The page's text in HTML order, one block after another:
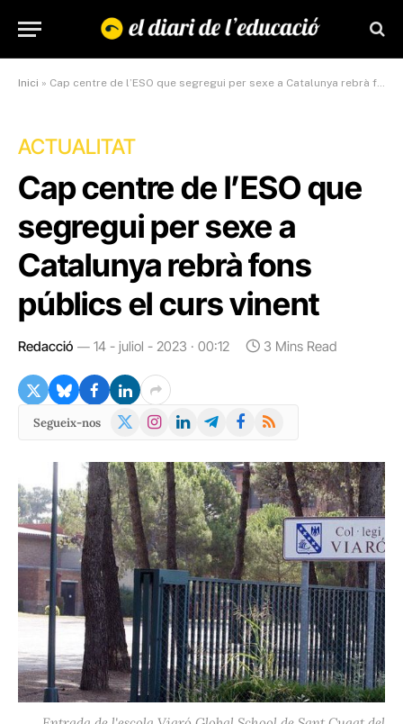
Inici » Cap centre de l’ESO que segregui per sexe a Catalunya rebrà fons públics el curs vinent
ACTUALITAT
Cap centre de l’ESO que
segregui per sexe a
Catalunya rebrà fons
públics el curs vinent
Redacció 14 - juliol - 2023 · 00:12 3 Mins Read
Segueix-nos
X
Instagram
LinkedInTelegramFacebook
RSS